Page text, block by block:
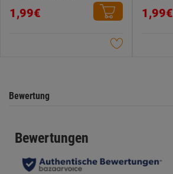
von
1,99€
von
1,99€
Bewertung